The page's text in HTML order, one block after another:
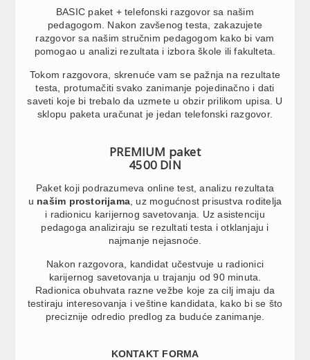
BASIC paket + telefonski razgovor sa našim
pedagogom. Nakon zavšenog testa, zakazujete
razgovor sa našim stručnim pedagogom kako bi vam
pomogao u analizi rezultata i izbora škole ili fakulteta.
Tokom razgovora, skrenuće vam se pažnja na rezultate
testa, protumačiti svako zanimanje pojedinačno i dati
saveti koje bi trebalo da uzmete u obzir prilikom upisa. U
sklopu paketa uračunat je jedan telefonski razgovor.
PREMIUM paket
4500 DIN
Paket koji podrazumeva online test, analizu rezultata
u našim prostorijama , uz mogućnost prisustva roditelja
i radionicu karijernog savetovanja. Uz asistenciju
pedagoga analiziraju se rezultati testa i otklanjaju i
najmanje nejasnoće.
Nakon razgovora, kandidat učestvuje u radionici
karijernog savetovanja u trajanju od 90 minuta.
Radionica obuhvata razne vežbe koje za cilj imaju da
testiraju interesovanja i veštine kandidata, kako bi se što
preciznije odredio predlog za buduće zanimanje.
KONTAKT FORMA